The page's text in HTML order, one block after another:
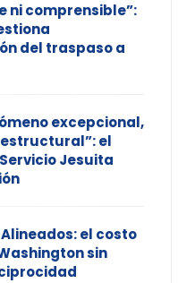
ni comprensible”:
del traspaso a
excepcional,
el
Jesuita
el costo
sin